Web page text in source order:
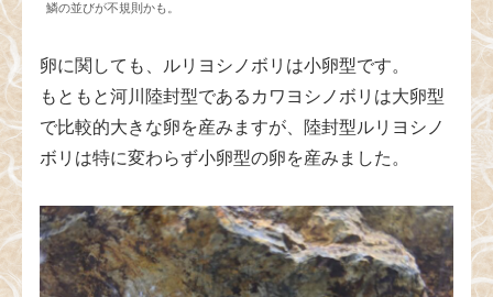
鱗の並びが不規則かも。
卵に関しても、ルリヨシノボリは小卵型です。
もともと河川陸封型であるカワヨシノボリは大卵型
で比較的大きな卵を産みますが、陸封型ルリヨシノ
ボリは特に変わらず小卵型の卵を産みました。